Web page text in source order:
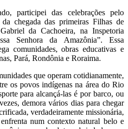
participei das celebrações pelo
chegada das primeiras Filhas de
da Cachoeira, na Inspetoria
Senhora da Amazônia”. Essa
comunidades, obras educativas e
Pará, Rondônia e Roraima.
que operam cotidianamente,
os povos indígenas na área do Rio
para alcançá-las é por barco, ou
demora vários dias para chegar
verdadeiramente missionária,
num contexto natural belo e